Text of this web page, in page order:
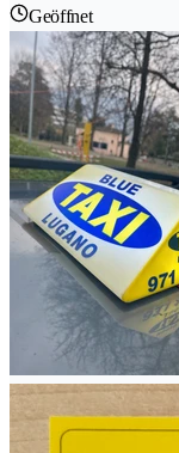
Geöffnet